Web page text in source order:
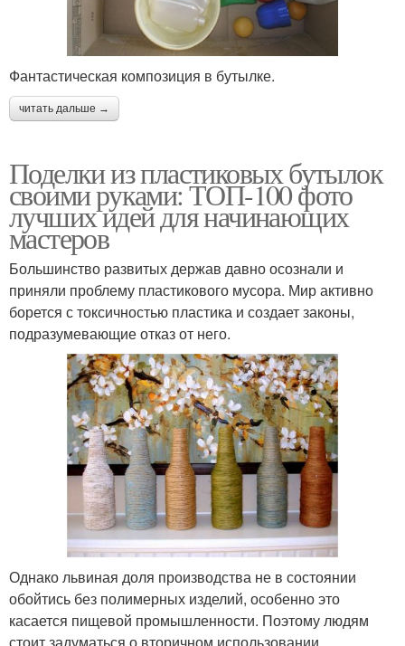
Фантастическая композиция в бутылке.
читать дальше →
Поделки из пластиковых бутылок
своими руками: ТОП-100 фото
лучших идей для начинающих
мастеров
Большинство развитых держав давно осознали и
приняли проблему пластикового мусора. Мир активно
борется с токсичностью пластика и создает законы,
подразумевающие отказ от него.
Однако львиная доля производства не в состоянии
обойтись без полимерных изделий, особенно это
касается пищевой промышленности. Поэтому людям
стоит задуматься о вторичном использовании